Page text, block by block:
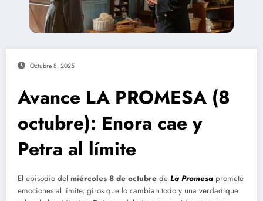
Octubre 8, 2025
Avance LA PROMESA (8
octubre): Enora cae y
Petra al límite
El episodio del miércoles 8 de octubre de La Promesa promete
emociones al límite, giros que lo cambian todo y una verdad que